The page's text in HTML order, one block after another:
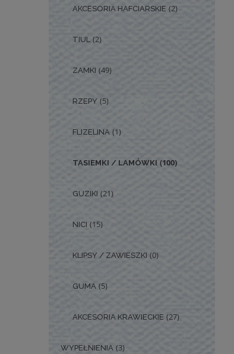
AKCESORIA HAFCIARSKIE (2)
TIUL (2)
ZAMKI (49)
RZEPY (5)
FLIZELINA (1)
TASIEMKI / LAMÓWKI (100)
GUZIKI (21)
NICI (15)
KLIPSY / ZAWIESZKI (0)
GUMA (5)
AKCESORIA KRAWIECKIE (27)
WYPEŁNIENIA (3)